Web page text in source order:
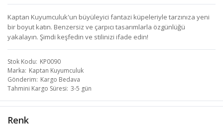
Kaptan Kuyumculuk'un büyüleyici fantazi küpeleriyle tarzınıza yeni
bir boyut katın. Benzersiz ve çarpıcı tasarımlarla özgünlüğü
yakalayın. Şimdi keşfedin ve stilinizi ifade edin!
Stok Kodu KP0090
Marka Kaptan Kuyumculuk
Gönderim Kargo Bedava
Tahmini Kargo Süresi 3-5 gün
Renk